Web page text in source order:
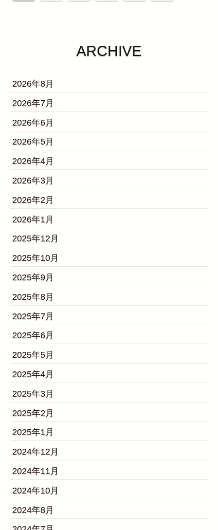
ARCHIVE
2026年8月
2026年7月
2026年6月
2026年5月
2026年4月
2026年3月
2026年2月
2026年1月
2025年12月
2025年10月
2025年9月
2025年8月
2025年7月
2025年6月
2025年5月
2025年4月
2025年3月
2025年2月
2025年1月
2024年12月
2024年11月
2024年10月
2024年8月